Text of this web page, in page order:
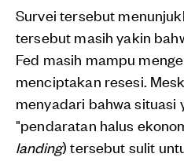
Survei tersebut
tersebut masih yakin
Fed masih mampu
menciptakan resesi.
menyadari bahwa situasi
"pendaratan halus
landing) tersebut sulit